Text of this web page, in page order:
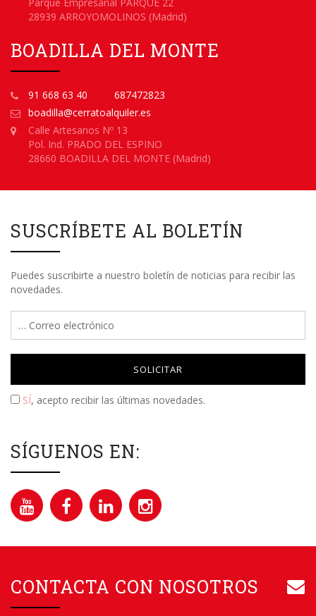
28939 ARROYOMOLINOS (Madrid)
BOADILLA DEL MONTE
91 668 63 40
687472823
boadilla@cerratoalquiler.es
Calle Artesanos Nº 13
Pol. Ind. PRADO DEL ESPINO
28660 BOADILLA DEL MONTE (Madrid)
SUSCRÍBETE AL BOLETÍN
Puedes suscribirte a nuestro boletín de noticias para recibir las
novedades.
SÍ, acepto recibir las últimas novedades.
SÍGUENOS EN:
CONTACTA CON NOSOTROS